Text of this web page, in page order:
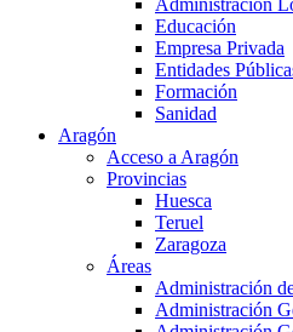
Administración
Educación
Empresa Privada
Entidades
Formación
Sanidad
Aragón
Acceso a Aragón
Provincias
Huesca
Teruel
Zaragoza
Áreas
Administración
Administración